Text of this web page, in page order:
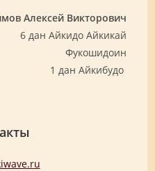
Алексей Викторович
6 дан Айкидо Айкикай
Фукошидоин
1 дан Айкибудо